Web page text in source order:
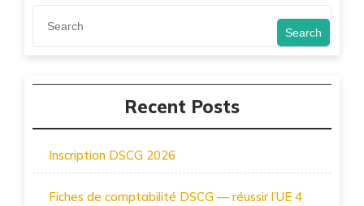
Search
Recent Posts
Inscription DSCG 2026
Fiches de comptabilité DSCG — réussir l’UE 4